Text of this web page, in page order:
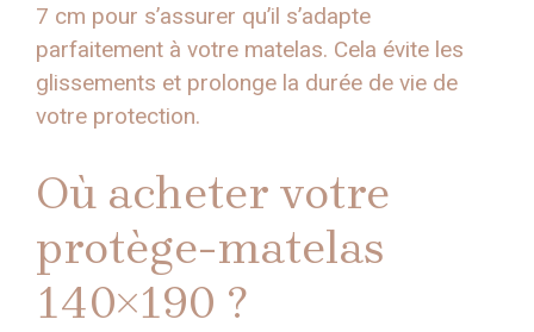
7 cm pour s’assurer qu’il s’adapte
parfaitement à votre matelas. Cela évite les
glissements et prolonge la durée de vie de
votre protection.
Où acheter votre
protège-matelas
140×190 ?